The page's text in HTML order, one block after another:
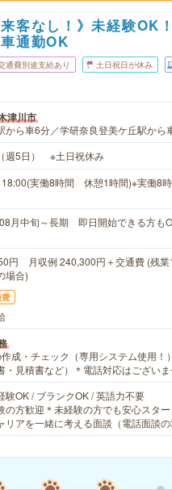
来客なし！》未経験OK
通勤OK
通費別途支給あり 土日祝日が休み
津川市
から車6分／学研奈良登美ケ丘駅から
週5日） ※土日祝休み
実働8時間 休憩1時間)※実働8
月中旬～長期 即日開始できる方も
円 月収例 240,300円＋交通費 (残業
場合)
成・チェック（専用システム使用！
・見積書など）＊電話対応はござい
験OK / ブランクOK / 英語力不要
の方歓迎＊未経験の方でも安心スタ
リアを一緒に考える面談（電話面談